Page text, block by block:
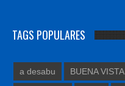
TAGS POPULARES
a desabu BUENA VISTA